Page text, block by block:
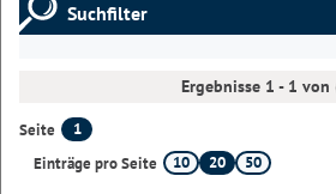
Suchfilter
Ergebnisse 1 - 1 von
Seite
1
Einträge pro Seite
10 20 50